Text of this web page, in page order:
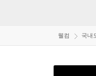
웰컴 국내